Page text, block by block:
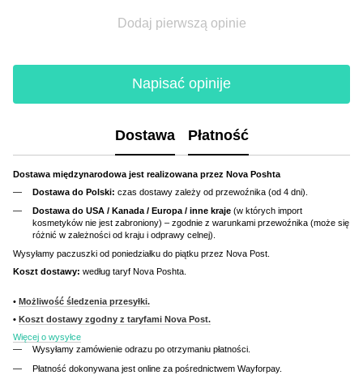
Dodaj pierwszą opinie
Napisać opinije
Dostawa Płatność
Dostawa międzynarodowa jest realizowana przez Nova Poshta
Dostawa do Polski: czas dostawy zależy od przewoźnika (od 4 dni).
Dostawa do USA / Kanada / Europa / inne kraje (w których import
kosmetyków nie jest zabroniony) – zgodnie z warunkami przewoźnika (może się
różnić w zależności od kraju i odprawy celnej).
Wysyłamy paczuszki od poniedziałku do piątku przez Nova Post.
Koszt dostawy: według taryf Nova Poshta.
• Możliwość śledzenia przesyłki.
• Koszt dostawy zgodny z taryfami Nova Post.
Więcej o wysyłce
Wysyłamy zamówienie odrazu po otrzymaniu płatności.
Płatność dokonywana jest online za pośrednictwem Wayforpay.